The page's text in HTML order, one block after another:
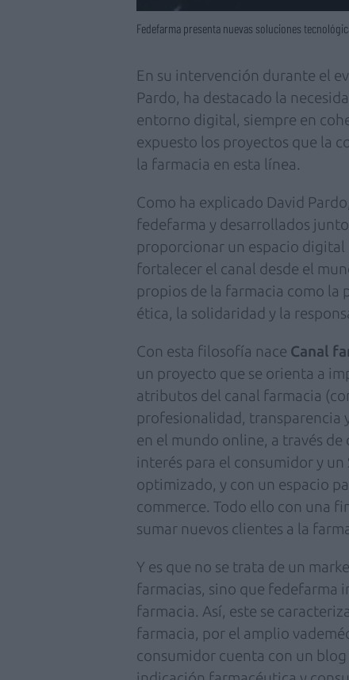
Fedefarma presenta nuevas soluciones
En su intervención durante el
Pardo, ha destacado la
entorno digital, siempre en
expuesto los proyectos que la
la farmacia en esta línea.
Como ha explicado David
fedefarma y desarrollados
proporcionar un espacio
fortalecer el canal desde el
propios de la farmacia como la
ética, la solidaridad y la
Con esta filosofía nace Canal
un proyecto que se orienta a
atributos del canal farmacia
profesionalidad, transparencia
en el mundo online, a través de
interés para el consumidor y un
optimizado, y con un espacio
commerce. Todo ello con una
sumar nuevos clientes a la
Y es que no se trata de un
farmacias, sino que fedefarma
farmacia. Así, este se
farmacia, por el amplio
consumidor cuenta con un